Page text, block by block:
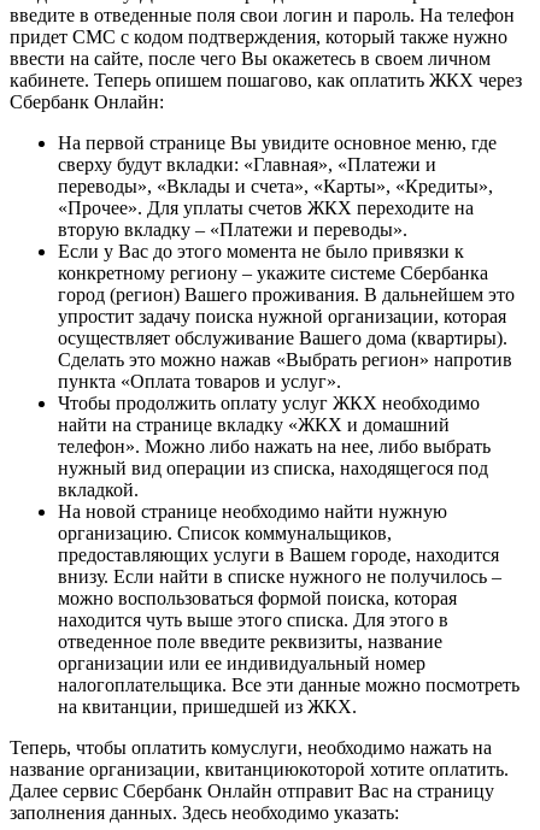
введите в отведенные поля свои логин и пароль. На телефон
придет СМС с кодом подтверждения, который также нужно
ввести на сайте, после чего Вы окажетесь в своем личном
кабинете. Теперь опишем пошагово, как оплатить ЖКХ через
Сбербанк Онлайн:
На первой странице Вы увидите основное меню, где
сверху будут вкладки: «Главная», «Платежи и
переводы», «Вклады и счета», «Карты», «Кредиты»,
«Прочее». Для уплаты счетов ЖКХ переходите на
вторую вкладку – «Платежи и переводы».
Если у Вас до этого момента не было привязки к
конкретному региону – укажите системе Сбербанка
город (регион) Вашего проживания. В дальнейшем это
упростит задачу поиска нужной организации, которая
осуществляет обслуживание Вашего дома (квартиры).
Сделать это можно нажав «Выбрать регион» напротив
пункта «Оплата товаров и услуг».
Чтобы продолжить оплату услуг ЖКХ необходимо
найти на странице вкладку «ЖКХ и домашний
телефон». Можно либо нажать на нее, либо выбрать
нужный вид операции из списка, находящегося под
вкладкой.
На новой странице необходимо найти нужную
организацию. Список коммунальщиков,
предоставляющих услуги в Вашем городе, находится
внизу. Если найти в списке нужного не получилось –
можно воспользоваться формой поиска, которая
находится чуть выше этого списка. Для этого в
отведенное поле введите реквизиты, название
организации или ее индивидуальный номер
налогоплательщика. Все эти данные можно посмотреть
на квитанции, пришедшей из ЖКХ.
Теперь, чтобы оплатить комуслуги, необходимо нажать на
название организации, квитанциюкоторой хотите оплатить.
Далее сервис Сбербанк Онлайн отправит Вас на страницу
заполнения данных. Здесь необходимо указать: